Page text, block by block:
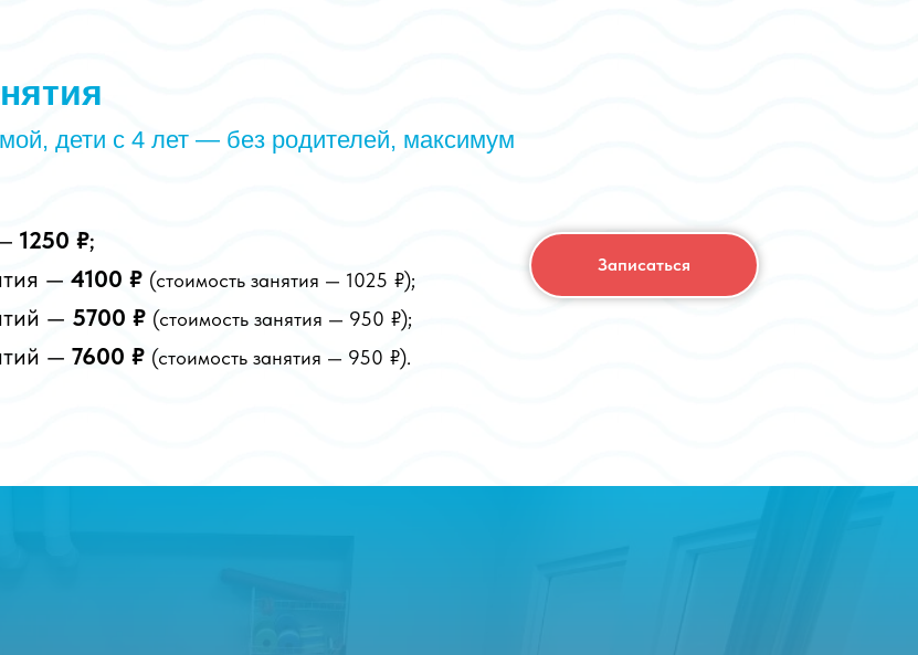
дети с 4 лет — без родителей, максимум
1250 ₽;
— 4100 ₽ (стоимость занятия — 1025 ₽);
— 5700 ₽ (стоимость занятия — 950 ₽);
— 7600 ₽ (стоимость занятия — 950 ₽).
Записаться